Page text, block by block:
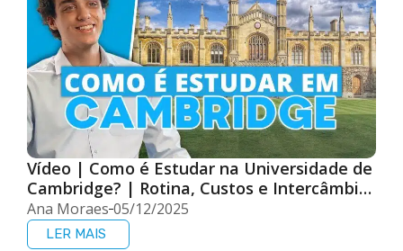
Vídeo | Como é Estudar na Universidade de
Cambridge? | Rotina, Custos e Intercâmbio
na Inglaterra
Ana Moraes 05/12/2025
LER MAIS